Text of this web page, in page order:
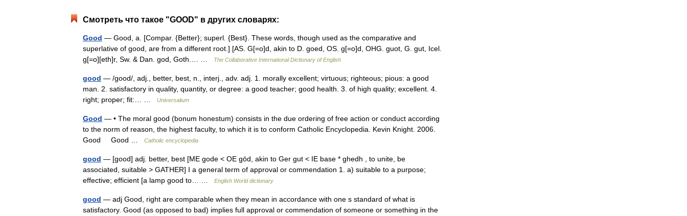
Смотреть что такое "GOOD" в других словарях:
Good — Good, a. [Compar. {Better}; superl. {Best}. These words, though used as the comparative and
superlative of good, are from a different root.] [AS. G[=o]d, akin to D. goed, OS. g[=o]d, OHG. guot, G. gut, Icel.
g[=o][eth]r, Sw. & Dan. god, Goth.… …
The Collaborative International Dictionary of English
good — /good/, adj., better, best, n., interj., adv. adj. 1. morally excellent; virtuous; righteous; pious: a good
man. 2. satisfactory in quality, quantity, or degree: a good teacher; good health. 3. of high quality; excellent. 4.
right; proper; fit:… …
Universalium
Good — • The moral good (bonum honestum) consists in the due ordering of free action or conduct according
to the norm of reason, the highest faculty, to which it is to conform Catholic Encyclopedia. Kevin Knight. 2006.
Good Good …
Catholic encyclopedia
good — [good] adj. better, best [ME gode < OE gōd, akin to Ger gut < IE base * ghedh , to unite, be
associated, suitable > GATHER] I a general term of approval or commendation 1. a) suitable to a purpose;
effective; efficient [a lamp good to… …
English World dictionary
good — adj Good, right are comparable when they mean in accordance with one s standard of what is
satisfactory. Good (as opposed to bad) implies full approval or commendation of someone or something in the